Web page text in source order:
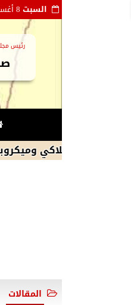
السبت
رئيس
المقالات